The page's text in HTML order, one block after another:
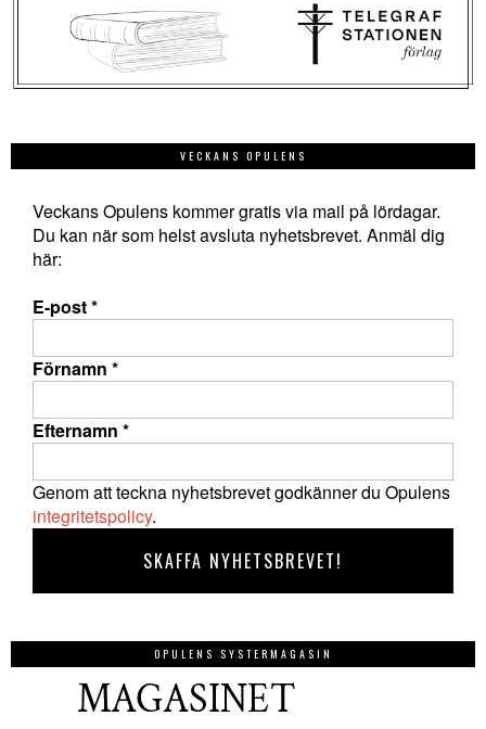
VECKANS OPULENS
Veckans Opulens kommer gratis via mail på lördagar.
Du kan när som helst avsluta nyhetsbrevet. Anmäl dig
här:
E-post*
Förnamn *
Efternamn *
Genom att teckna nyhetsbrevet godkänner du Opulens
integritetspolicy.
OPULENS SYSTERMAGASIN